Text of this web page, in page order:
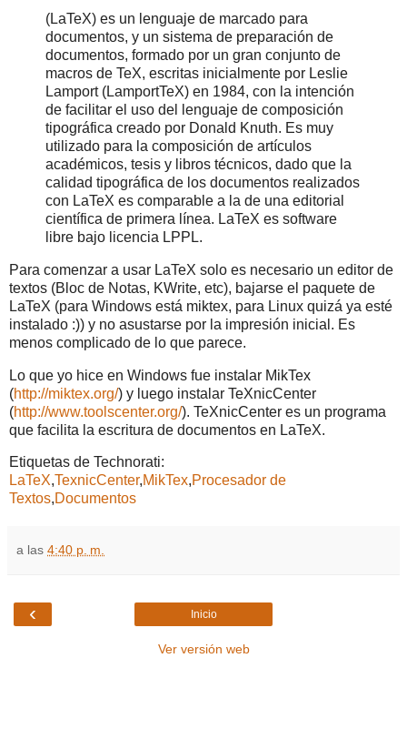
(LaTeX) es un lenguaje de marcado para
documentos, y un sistema de preparación de
documentos, formado por un gran conjunto de
macros de TeX, escritas inicialmente por Leslie
Lamport (LamportTeX) en 1984, con la intención
de facilitar el uso del lenguaje de composición
tipográfica creado por Donald Knuth. Es muy
utilizado para la composición de artículos
académicos, tesis y libros técnicos, dado que la
calidad tipográfica de los documentos realizados
con LaTeX es comparable a la de una editorial
científica de primera línea. LaTeX es software
libre bajo licencia LPPL.
Para comenzar a usar LaTeX solo es necesario un editor de
textos (Bloc de Notas, KWrite, etc), bajarse el paquete de
LaTeX (para Windows está miktex, para Linux quizá ya esté
instalado :)) y no asustarse por la impresión inicial. Es
menos complicado de lo que parece.
Lo que yo hice en Windows fue instalar MikTex
(http://miktex.org/) y luego instalar TeXnicCenter
(http://www.toolscenter.org/). TeXnicCenter es un programa
que facilita la escritura de documentos en LaTeX.
Etiquetas de Technorati:
LaTeX,TexnicCenter,MikTex,Procesador de
Textos,Documentos
a las 4:40 p. m.
‹ Inicio
Ver versión web